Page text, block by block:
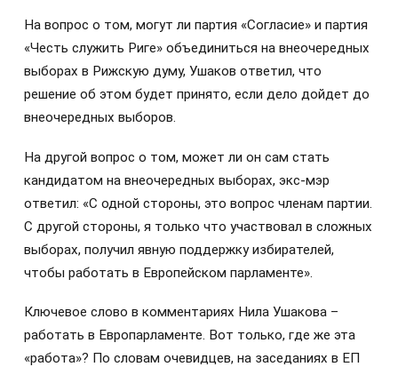
На вопрос о том, могут ли партия «Согласие» и партия
«Честь служить Риге» объединиться на внеочередных
выборах в Рижскую думу, Ушаков ответил, что
решение об этом будет принято, если дело дойдет до
внеочередных выборов.
На другой вопрос о том, может ли он сам стать
кандидатом на внеочередных выборах, экс-мэр
ответил: «С одной стороны, это вопрос членам партии.
С другой стороны, я только что участвовал в сложных
выборах, получил явную поддержку избирателей,
чтобы работать в Европейском парламенте».
Ключевое слово в комментариях Нила Ушакова –
работать в Европарламенте. Вот только, где же эта
«работа»? По словам очевидцев, на заседаниях в ЕП